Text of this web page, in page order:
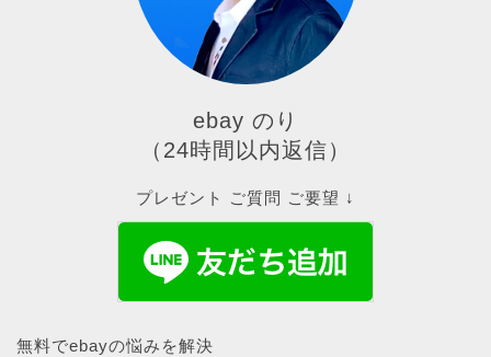
ebay のり
（24時間以内返信）
プレゼント ご質問 ご要望 ↓
無料でebayの悩みを解決